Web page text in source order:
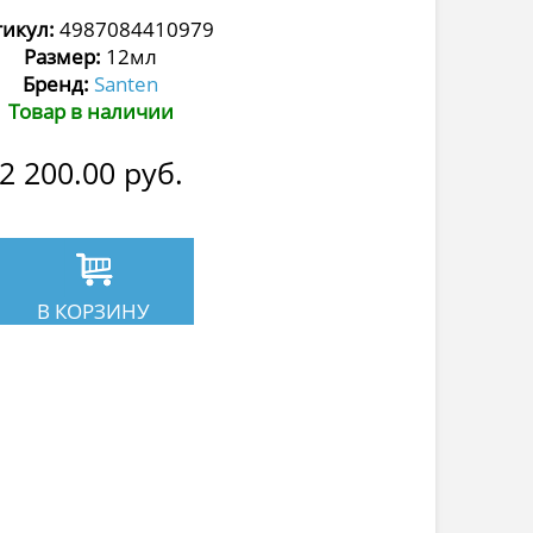
4987084410979
Размер: 12мл
Бренд: Santen
Товар в наличии
200.00 руб.
В КОРЗИНУ